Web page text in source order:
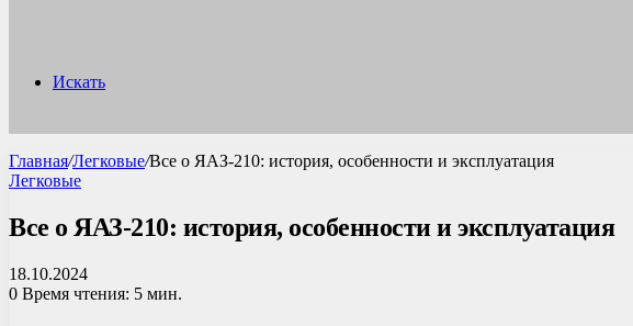
Искать
Главная/Легковые/Все о ЯАЗ-210: история, особенности и эксплуатация
Легковые
Все о ЯАЗ-210: история, особенности и эксплуатация
18.10.2024
0 Время чтения: 5 мин.